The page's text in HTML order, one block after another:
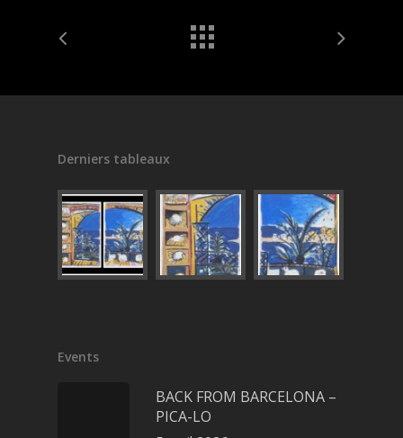
Derniers tableaux
Events
BACK FROM BARCELONA –
PICA-LO